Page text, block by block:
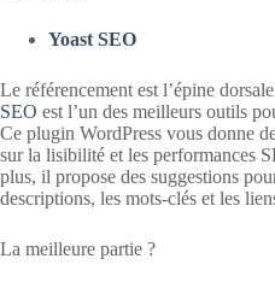
Yoast SEO
Le référencement est l’épine
SEO est l’un des meilleurs outils
Ce plugin WordPress vous donne
sur la lisibilité et les performances
plus, il propose des suggestions
descriptions, les mots-clés et les
La meilleure partie ?